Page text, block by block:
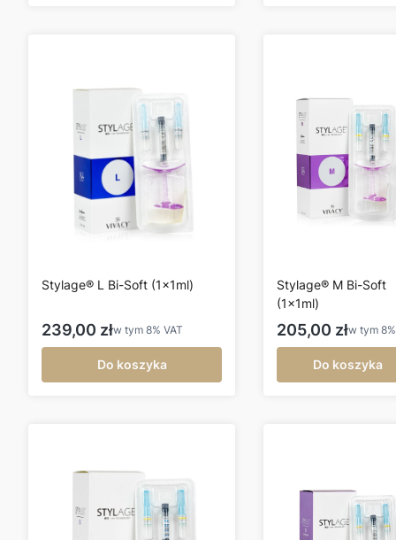
Stylage® L Bi-Soft (1x1ml)
Cena brutto
239,00 złw tym 8% VAT
Do koszyka
Stylage® M Bi-Soft
(1x1ml)
Cena brutto
205,00 złw tym
Do koszyka